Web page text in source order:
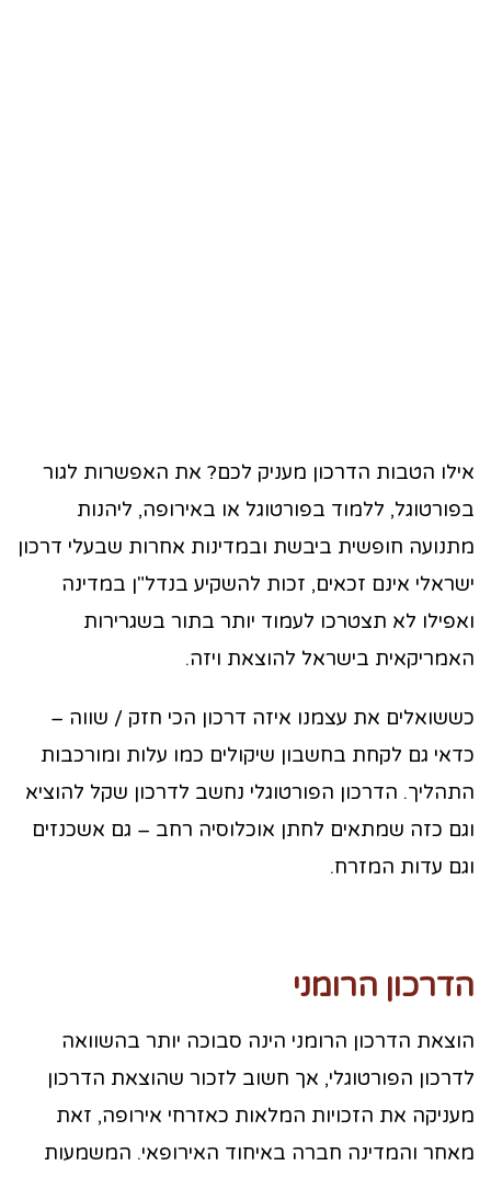
אילו הטבות הדרכון מעניק לכם? את האפשרות לגור
בפורטוגל, ללמוד בפורטוגל או באירופה, ליהנות
מתנועה חופשית ביבשת ובמדינות אחרות שבעלי דרכון
ישראלי אינם זכאים, זכות להשקיע בנדל"ן במדינה
ואפילו לא תצטרכו לעמוד יותר בתור בשגרירות
האמריקאית בישראל להוצאת ויזה.
כששואלים את עצמנו איזה דרכון הכי חזק / שווה –
כדאי גם לקחת בחשבון שיקולים כמו עלות ומורכבות
התהליך. הדרכון הפורטוגלי נחשב לדרכון שקל להוציא
וגם כזה שמתאים לחתן אוכלוסיה רחב – גם אשכנזים
וגם עדות המזרח.
הדרכון הרומני
הוצאת הדרכון הרומני הינה סבוכה יותר בהשוואה
לדרכון הפורטוגלי, אך חשוב לזכור שהוצאת הדרכון
מעניקה את הזכויות המלאות כאזרחי אירופה, זאת
מאחר והמדינה חברה באיחוד האירופאי. המשמעות